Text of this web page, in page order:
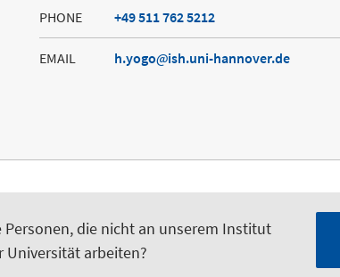
PHONE +49 511 762 5212
EMAIL h.yogo ish.uni-hannover.de
Personen, die nicht an unserem Institut
Universität arbeiten?